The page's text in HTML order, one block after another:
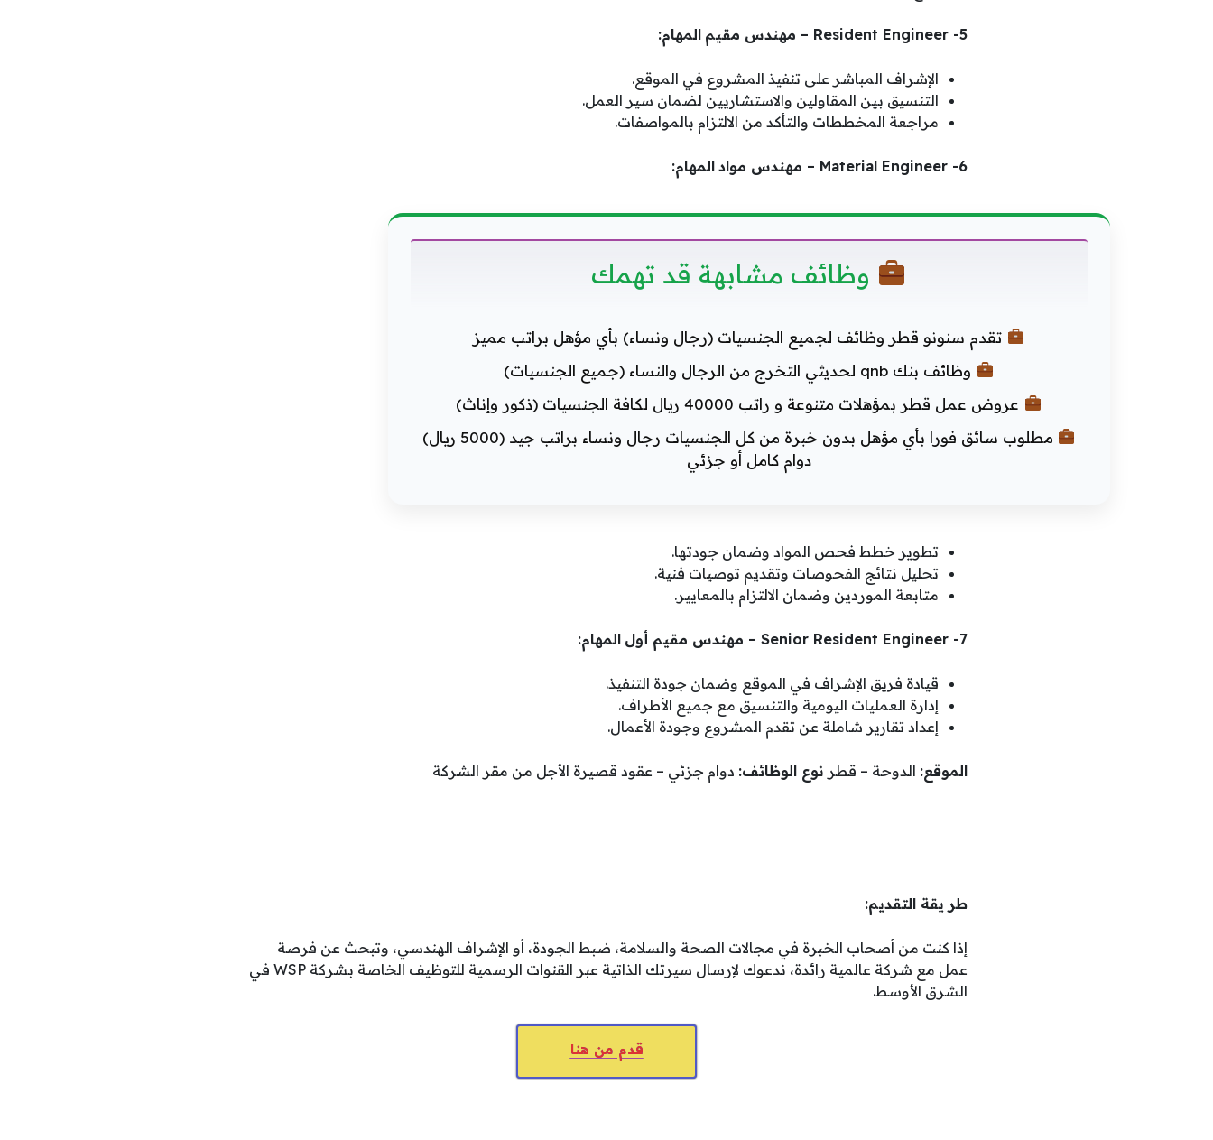
5- Resident Engineer – مهندس مقيم المهام:
الإشراف المباشر على تنفيذ المشروع في الموقع.
التنسيق بين المقاولين والاستشاريين لضمان سير العمل.
مراجعة المخططات والتأكد من الالتزام بالمواصفات.
6- Material Engineer – مهندس مواد المهام:
وظائف مشابهة قد تهمك
تقدم سنونو قطر وظائف لجميع الجنسيات (رجال ونساء) بأي مؤهل براتب مميز
وظائف بنك qnb لحديثي التخرج من الرجال والنساء (جميع الجنسيات)
عروض عمل قطر بمؤهلات متنوعة و راتب 40000 ريال لكافة الجنسيات (ذكور وإناث)
مطلوب سائق فورا بأي مؤهل بدون خبرة من كل الجنسيات رجال ونساء براتب جيد (5000 ريال)
دوام كامل أو جزئي
تطوير خطط فحص المواد وضمان جودتها.
تحليل نتائج الفحوصات وتقديم توصيات فنية.
متابعة الموردين وضمان الالتزام بالمعايير.
7- Senior Resident Engineer – مهندس مقيم أول المهام:
قيادة فريق الإشراف في الموقع وضمان جودة التنفيذ.
إدارة العمليات اليومية والتنسيق مع جميع الأطراف.
إعداد تقارير شاملة عن تقدم المشروع وجودة الأعمال.
الموقع: الدوحة – قطر نوع الوظائف: دوام جزئي – عقود قصيرة الأجل من مقر الشركة
طر يقة التقديم:
إذا كنت من أصحاب الخبرة في مجالات الصحة والسلامة، ضبط الجودة، أو الإشراف الهندسي، وتبحث عن فرصة
عمل مع شركة عالمية رائدة، ندعوك لإرسال سيرتك الذاتية عبر القنوات الرسمية للتوظيف الخاصة بشركة WSP في
الشرق الأوسط.
قدم من هنا